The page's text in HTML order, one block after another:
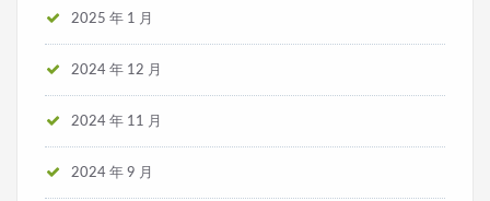
2025 年 1 月
2024 年 12 月
2024 年 11 月
2024 年 9 月